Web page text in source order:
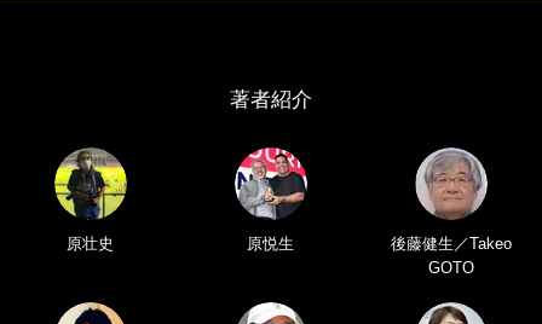
著者紹介
原壮史 原悦生
後藤健生／Takeo
GOTO